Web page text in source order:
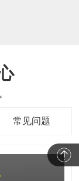
常见问题